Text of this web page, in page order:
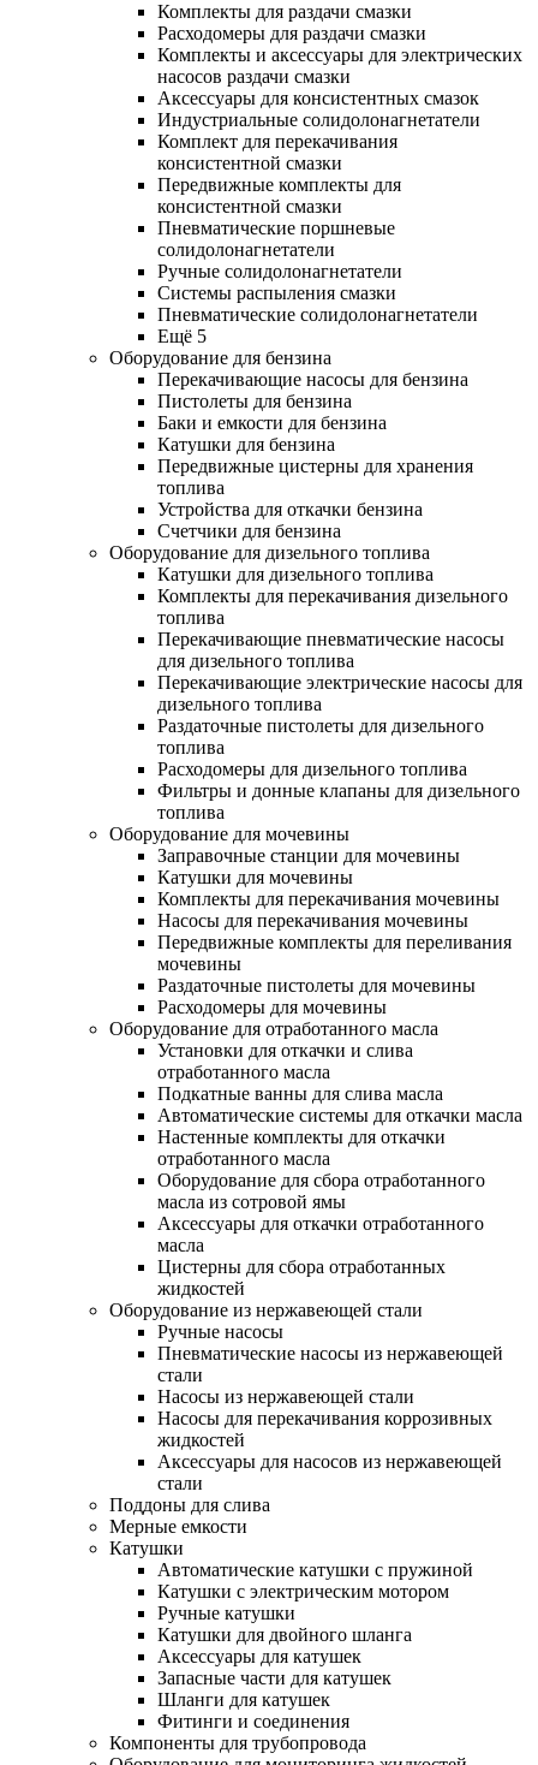
Комплекты для раздачи смазки
Расходомеры для раздачи смазки
Комплекты и аксессуары для электрических
насосов раздачи смазки
Аксессуары для консистентных смазок
Индустриальные солидолонагнетатели
Комплект для перекачивания
консистентной смазки
Передвижные комплекты для
консистентной смазки
Пневматические поршневые
солидолонагнетатели
Ручные солидолонагнетатели
Системы распыления смазки
Пневматические солидолонагнетатели
Ещё 5
Оборудование для бензина
Перекачивающие насосы для бензина
Пистолеты для бензина
Баки и емкости для бензина
Катушки для бензина
Передвижные цистерны для хранения
топлива
Устройства для откачки бензина
Счетчики для бензина
Оборудование для дизельного топлива
Катушки для дизельного топлива
Комплекты для перекачивания дизельного
топлива
Перекачивающие пневматические насосы
для дизельного топлива
Перекачивающие электрические насосы для
дизельного топлива
Раздаточные пистолеты для дизельного
топлива
Расходомеры для дизельного топлива
Фильтры и донные клапаны для дизельного
топлива
Оборудование для мочевины
Заправочные станции для мочевины
Катушки для мочевины
Комплекты для перекачивания мочевины
Насосы для перекачивания мочевины
Передвижные комплекты для переливания
мочевины
Раздаточные пистолеты для мочевины
Расходомеры для мочевины
Оборудование для отработанного масла
Установки для откачки и слива
отработанного масла
Подкатные ванны для слива масла
Автоматические системы для откачки масла
Настенные комплекты для откачки
отработанного масла
Оборудование для сбора отработанного
масла из сотровой ямы
Аксессуары для откачки отработанного
масла
Цистерны для сбора отработанных
жидкостей
Оборудование из нержавеющей стали
Ручные насосы
Пневматические насосы из нержавеющей
стали
Насосы из нержавеющей стали
Насосы для перекачивания коррозивных
жидкостей
Аксессуары для насосов из нержавеющей
стали
Поддоны для слива
Мерные емкости
Катушки
Автоматические катушки с пружиной
Катушки с электрическим мотором
Ручные катушки
Катушки для двойного шланга
Аксессуары для катушек
Запасные части для катушек
Шланги для катушек
Фитинги и соединения
Компоненты для трубопровода